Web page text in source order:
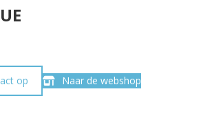
op Naar de webshop